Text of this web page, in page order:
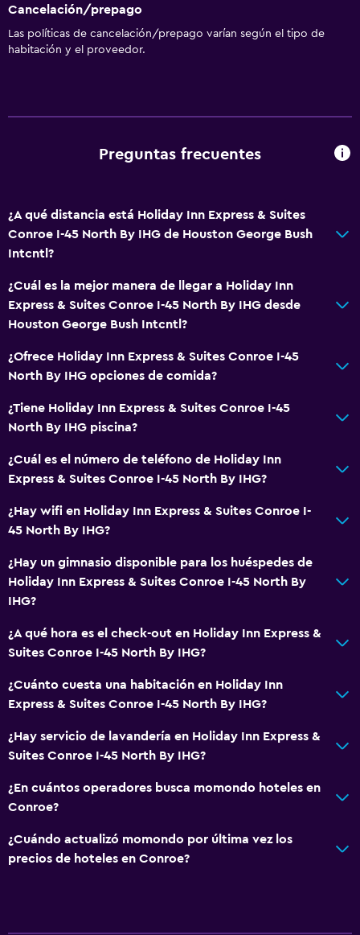
Cancelación/prepago
Las políticas de cancelación/prepago varían según el tipo de
habitación y el proveedor.
Preguntas frecuentes
¿A qué distancia está Holiday Inn Express & Suites
Conroe I-45 North By IHG de Houston George Bush
Intcntl?
¿Cuál es la mejor manera de llegar a Holiday Inn
Express & Suites Conroe I-45 North By IHG desde
Houston George Bush Intcntl?
¿Ofrece Holiday Inn Express & Suites Conroe I-45
North By IHG opciones de comida?
¿Tiene Holiday Inn Express & Suites Conroe I-45
North By IHG piscina?
¿Cuál es el número de teléfono de Holiday Inn
Express & Suites Conroe I-45 North By IHG?
¿Hay wifi en Holiday Inn Express & Suites Conroe I-
45 North By IHG?
¿Hay un gimnasio disponible para los huéspedes de
Holiday Inn Express & Suites Conroe I-45 North By
IHG?
¿A qué hora es el check-out en Holiday Inn Express &
Suites Conroe I-45 North By IHG?
¿Cuánto cuesta una habitación en Holiday Inn
Express & Suites Conroe I-45 North By IHG?
¿Hay servicio de lavandería en Holiday Inn Express &
Suites Conroe I-45 North By IHG?
¿En cuántos operadores busca momondo hoteles en
Conroe?
¿Cuándo actualizó momondo por última vez los
precios de hoteles en Conroe?